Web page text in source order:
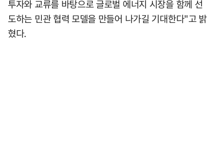
투자와 교류를 바탕으로 글로벌 에너지 시장을 함께 선
도하는 민관 협력 모델을 만들어 나가길 기대한다"고 밝
혔다.